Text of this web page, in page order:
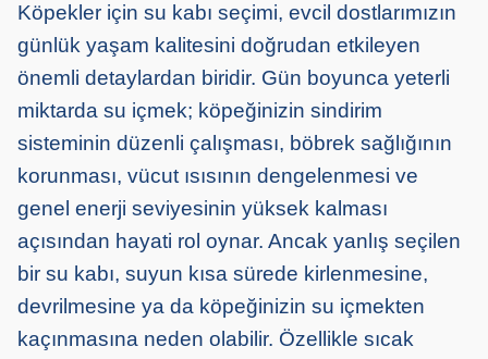
Köpekler için su kabı seçimi, evcil dostlarımızın
günlük yaşam kalitesini doğrudan etkileyen
önemli detaylardan biridir. Gün boyunca yeterli
miktarda su içmek; köpeğinizin sindirim
sisteminin düzenli çalışması, böbrek sağlığının
korunması, vücut ısısının dengelenmesi ve
genel enerji seviyesinin yüksek kalması
açısından hayati rol oynar. Ancak yanlış seçilen
bir su kabı, suyun kısa sürede kirlenmesine,
devrilmesine ya da köpeğinizin su içmekten
kaçınmasına neden olabilir. Özellikle sıcak